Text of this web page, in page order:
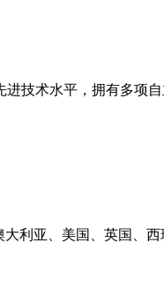
技术水平，拥有多项
利亚、美国、英国、